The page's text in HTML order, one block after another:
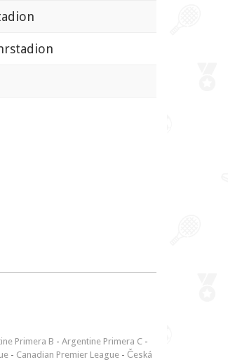
Primera B - Argentine Primera C -
- Canadian Premier League - Česká